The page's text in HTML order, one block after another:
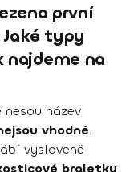
první
typy
najdeme na
nesou název
vhodné.
vysloveně
braletky